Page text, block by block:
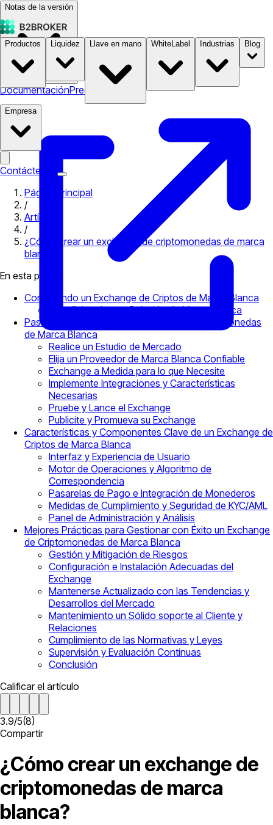
Notas de la versión
DocumentaciónPrecios
Productos Liquidez Llave en mano WhiteLabel Industrias Blog
Empresa
Contáctenos
Página principal
/
Artículos
/
¿Cómo crear un exchange de criptomonedas de marca
blanca?
En esta página
Conociendo un Exchange de Criptos de Marca Blanca
Beneficios de una Solución de Marca Blanca
Pasos para Configurar su Exchange de Criptomonedas
de Marca Blanca
Realice un Estudio de Mercado
Elija un Proveedor de Marca Blanca Confiable
Exchange a Medida para lo que Necesite
Implemente Integraciones y Características
Necesarias
Pruebe y Lance el Exchange
Publicite y Promueva su Exchange
Características y Componentes Clave de un Exchange de
Criptos de Marca Blanca
Interfaz y Experiencia de Usuario
Motor de Operaciones y Algoritmo de
Correspondencia
Pasarelas de Pago e Integración de Monederos
Medidas de Cumplimiento y Seguridad de KYC/AML
Panel de Administración y Análisis
Mejores Prácticas para Gestionar con Éxito un Exchange
de Criptomonedas de Marca Blanca
Gestión y Mitigación de Riesgos
Configuración e Instalación Adecuadas del
Exchange
Mantenerse Actualizado con las Tendencias y
Desarrollos del Mercado
Mantenimiento un Sólido soporte al Cliente y
Relaciones
Cumplimiento de las Normativas y Leyes
Supervisión y Evaluación Continuas
Conclusión
Calificar el artículo
3.9/5(8)
Compartir
¿Cómo crear un exchange de
criptomonedas de marca
blanca?